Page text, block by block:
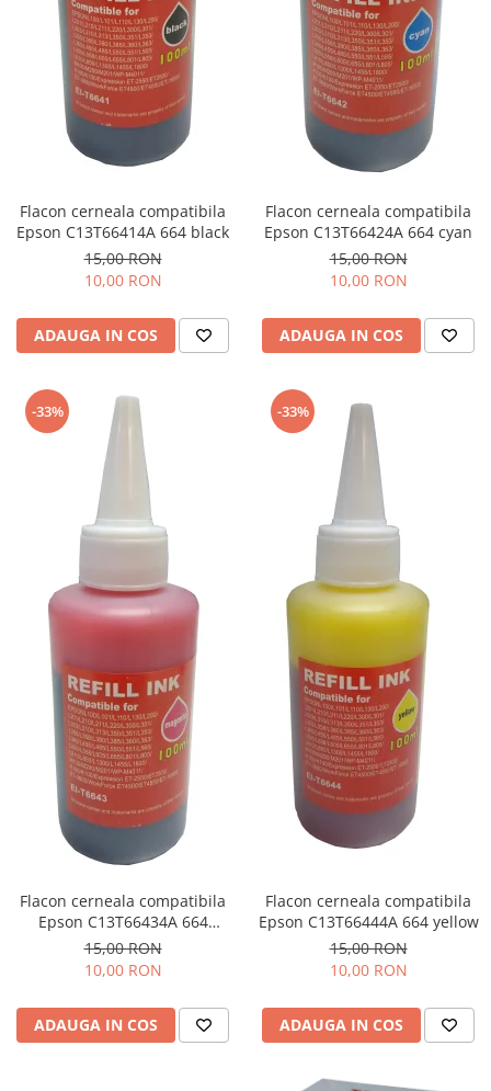
Flacon cerneala compatibila
Epson C13T66414A 664 black
15,00 RON
10,00 RON
ADAUGA IN COS
Flacon cerneala compatibila
Epson C13T66424A 664 cyan
15,00 RON
10,00 RON
ADAUGA IN COS
-33%
Flacon cerneala compatibila
Epson C13T66434A 664
magenta
15,00 RON
10,00 RON
ADAUGA IN COS
-33%
Flacon cerneala compatibila
Epson C13T66444A 664 yellow
15,00 RON
10,00 RON
ADAUGA IN COS